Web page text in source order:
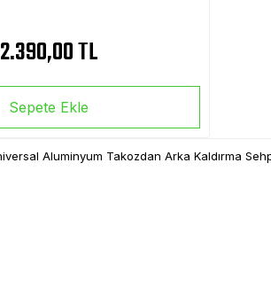
2.390,00 TL
Sepete Ekle